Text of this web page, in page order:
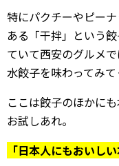
特にパクチーやピー
ある「干拌」という
ていて西安のグルメ
水餃子を味わってみて
ここは餃子のほかに
お試しあれ。
「日本人にもおいし
西安ギャラリー
西安交通情報
お買物情報
中国圏旅行ガイド